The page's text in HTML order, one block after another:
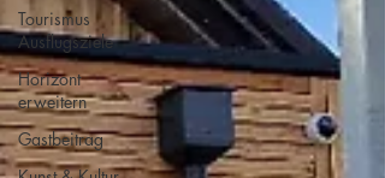
Tourismus
Ausflugsziele
Horizont
erweitern
Gastbeitrag